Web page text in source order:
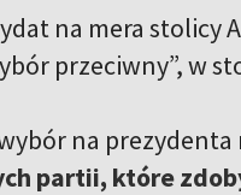
na mera stolicy
przeciwny”, w
na prezydenta
partii, które